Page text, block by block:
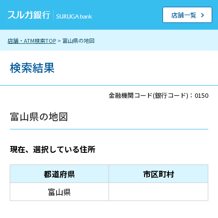
店舗・ATM検索TOP > 富山県の地図
店舗一覧
検索結果
金融機関コード(銀行コード)：0150
富山県の地図
現在、選択している住所
都道府県
市区町村
富山県